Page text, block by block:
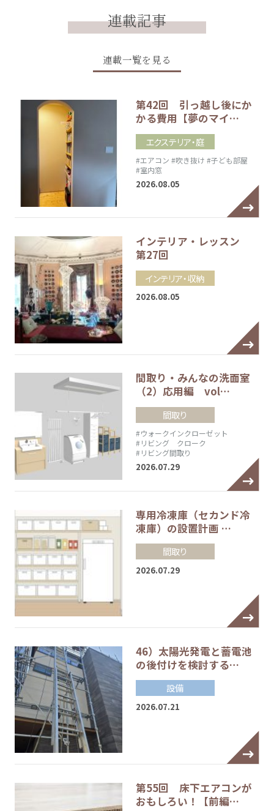
連載記事
連載一覧を見る
第42回 引っ越し後にか
かる費用【夢のマイ…
エクステリア・庭
#エアコン #吹き抜け #子ども部屋
#室内窓
2026.08.05
インテリア・レッスン
第27回
インテリア・収納
2026.08.05
間取り・みんなの洗面室
（2）応用編 vol…
間取り
#ウォークインクローゼット
#リビング クローク
#リビング間取り
2026.07.29
専用冷凍庫（セカンド冷
凍庫）の設置計画 …
間取り
2026.07.29
46）太陽光発電と蓄電池
の後付けを検討する…
設備
2026.07.21
第55回 床下エアコンが
おもしろい！【前編…